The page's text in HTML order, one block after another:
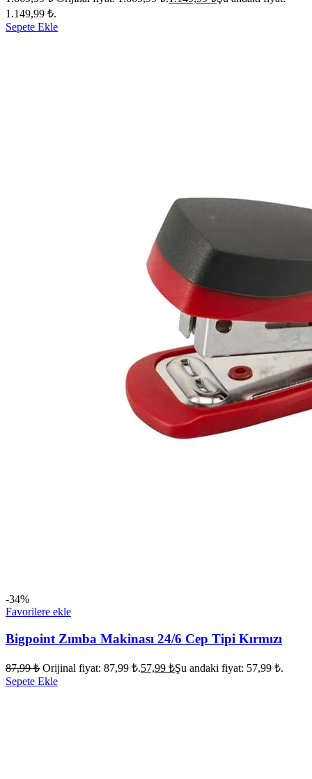
1.149,99 ₺.
Sepete Ekle
-34%
Favorilere ekle
Bigpoint Zımba Makinası 24/6 Cep Tipi Kırmızı
87,99₺ Orijinal fiyat: 87,99 ₺.57,99 ₺Şu andaki fiyat: 57,99 ₺.
Sepete Ekle